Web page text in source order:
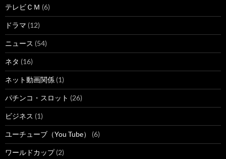
テレビＣＭ (6)
ドラマ (12)
ニュース (54)
ネタ (16)
ネット動画関係 (1)
パチンコ・スロット (26)
ビジネス (1)
ユーチューブ（You Tube） (6)
ワールドカップ(2)